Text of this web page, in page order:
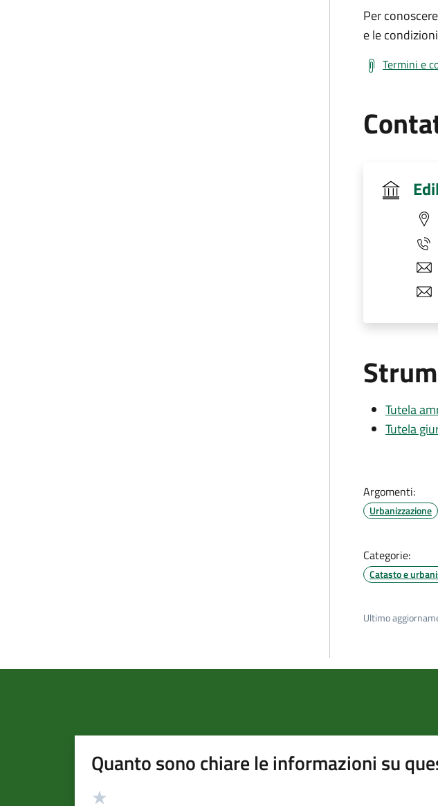
Per
e le
Termini e
Tutela
Tutela
Argomenti:
Urbanizzazione
Categorie:
Catasto e
Ultimo
Quanto sono chiare le informazioni su
Valutazione